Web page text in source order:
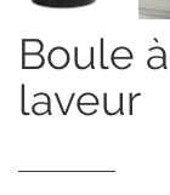
boule à neige | raton
laveur